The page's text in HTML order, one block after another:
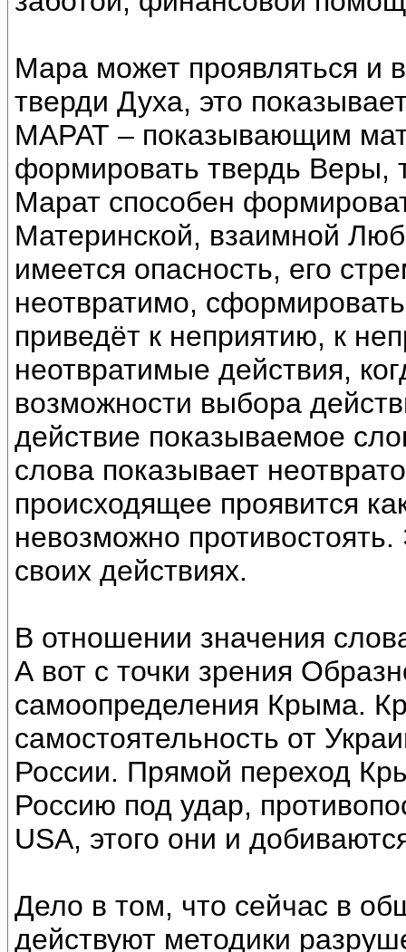
Мара может проявляться и
тверди Духа, это
МАРАТ – показывающим
формировать твердь Веры,
Марат способен
Материнской, взаимной
имеется опасность, его
неотвратимо,
приведёт к неприятию, к
неотвратимые действия,
возможности выбора
действие показываемое
слова показывает
происходящее проявится
невозможно
своих действиях.
В отношении значения
А вот с точки зрения
самоопределения Крыма.
самостоятельность от
России. Прямой переход
Россию под удар,
USА, этого они и
Дело в том, что сейчас в
действуют методики